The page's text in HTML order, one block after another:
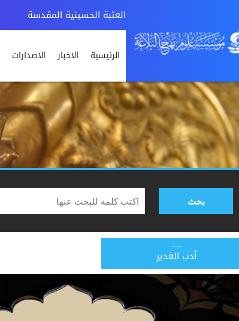
العتبة الحسينية المقدسة
الرئيسية الاخبار الاصدارات
بحث
أدب الغدير